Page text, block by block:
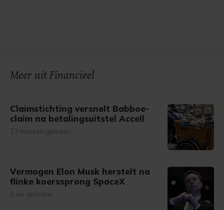
Meer uit Financieel
Claimstichting versnelt Babboe-
claim na betalingsuitstel Accell
23 minuten geleden
Vermogen Elon Musk herstelt na
flinke koerssprong SpaceX
2 uur geleden